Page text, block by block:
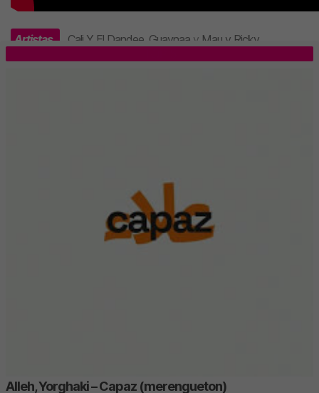
Artistas Cali Y El Dandee Guaynaa y Mau y Ricky
Alleh, Yorghaki – Capaz (merengueton)